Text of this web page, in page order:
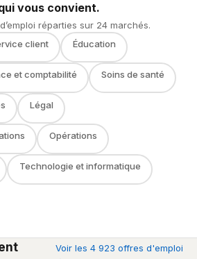
vous convient.
réparties sur 24 marchés.
client Éducation
et comptabilité Soins de santé
Légal
Opérations
Technologie et informatique
Voir les 4 923 offres d'emploi